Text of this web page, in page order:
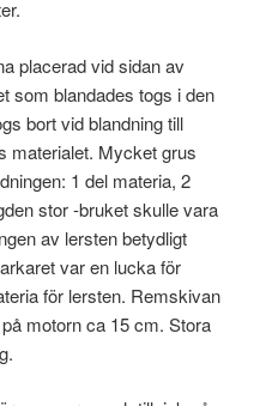
placerad vid sidan av
som blandades togs i den
bort vid blandning till
materialet. Mycket grus
1 del materia, 2
stor -bruket skulle vara
av lersten betydligt
var en lucka för
för lersten. Remskivan
motorn ca 15 cm. Stora